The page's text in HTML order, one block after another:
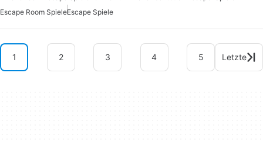
Escape Room SpieleEscape Spiele
1 2 3 4 5 Letzte